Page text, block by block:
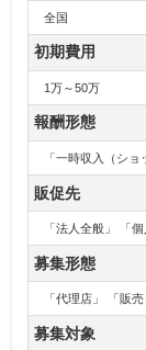
全国
初期費用
1万～50万
報酬形態
「一時収入（ショ
販促先
「法人全般」 「個
募集形態
「代理店」 「販
募集対象